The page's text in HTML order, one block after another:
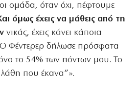
ομάδα, όταν όχι, πέφτουμε
όμως έχεις να μάθεις από τη
νικάς, έχεις κάνει κάποια
Φέντερερ δήλωσε πρόσφατα
το 54% των πόντων μου. Το
λάθη που έκανα”».